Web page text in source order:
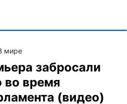
мире
забросали
во время
(видео)